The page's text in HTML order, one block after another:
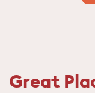
Great